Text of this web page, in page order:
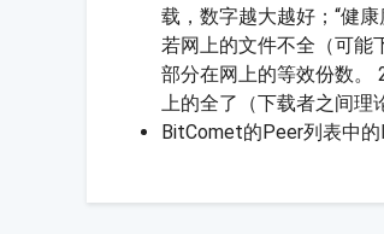
载，数字越大越好；“健
若网上的文件不全（可能
部分在网上的等效份数。
上的全了（下载者之间理
BitComet的Peer列表中